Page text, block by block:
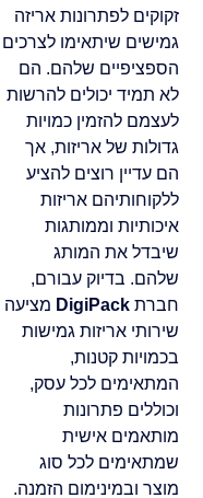
זקוקים לפתרונות אריזה
גמישים שיתאימו לצרכים
הספציפיים שלהם. הם
לא תמיד יכולים להרשות
לעצמם להזמין כמויות
גדולות של אריזות, אך
הם עדיין רוצים להציע
ללקוחותיהם אריזות
איכותיות וממותגות
שיבדל את המותג
שלהם. בדיוק עבורם,
חברתDigiPack מציעה
שירותי אריזות גמישות
בכמויות קטנות,
המתאימים לכל עסק,
וכוללים פתרונות
מותאמים אישית
שמתאימים לכל סוג
מוצר ובמינימום הזמנה.